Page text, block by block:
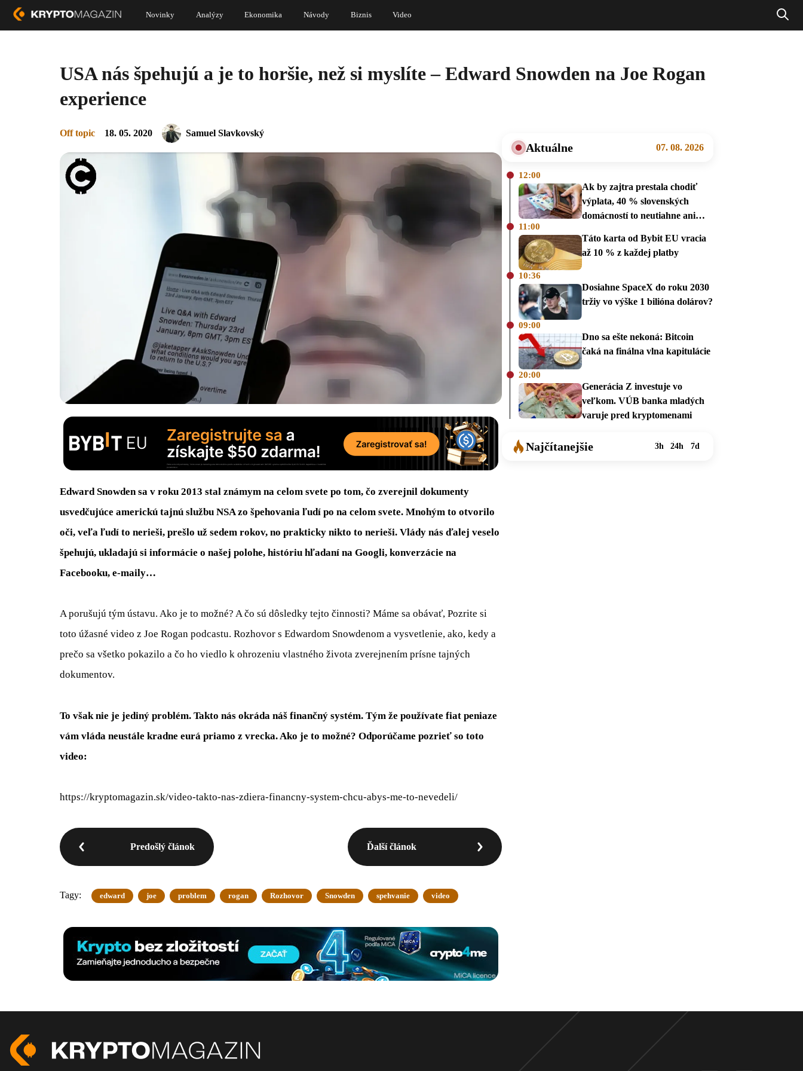
Novinky Analýzy Ekonomika Návody Biznis Video
USA nás špehujú a je to horšie, než si myslíte – Edward Snowden na Joe Rogan
experience
Off topic 18. 05. 2020 Samuel Slavkovský
Edward Snowden sa v roku 2013 stal známym na celom svete po tom, čo zverejnil dokumenty
usvedčujúce americkú tajnú službu NSA zo špehovania ľudí po na celom svete. Mnohým to otvorilo
oči, veľa ľudí to nerieši, prešlo už sedem rokov, no prakticky nikto to nerieši. Vlády nás ďalej veselo
špehujú, ukladajú si informácie o našej polohe, históriu hľadaní na Googli, konverzácie na
Facebooku, e-maily…
A porušujú tým ústavu. Ako je to možné? A čo sú dôsledky tejto činnosti? Máme sa obávať, Pozrite si
toto úžasné video z Joe Rogan podcastu. Rozhovor s Edwardom Snowdenom a vysvetlenie, ako, kedy a
prečo sa všetko pokazilo a čo ho viedlo k ohrozeniu vlastného života zverejnením prísne tajných
dokumentov.
To však nie je jediný problém. Takto nás okráda náš finančný systém. Tým že používate fiat peniaze
vám vláda neustále kradne eurá priamo z vrecka. Ako je to možné? Odporúčame pozrieť so toto
video:
https://kryptomagazin.sk/video-takto-nas-zdiera-financny-system-chcu-abys-me-to-nevedeli/
Predošlý článok Ďalší článok
Tagy: edward joe problem rogan Rozhovor Snowden spehvanie video
Aktuálne 07. 08. 2026
12:00
Ak by zajtra prestala chodiť
výplata, 40 % slovenských
domácností to neutiahne ani
11:00
Táto karta od Bybit EU vracia
až 10 % z každej platby
10:36
Dosiahne SpaceX do roku 2030
tržiy vo výške 1 bilióna dolárov?
09:00
Dno sa ešte nekoná: Bitcoin
čaká na finálna vlna kapitulácie
20:00
Generácia Z investuje vo
veľkom. VÚB banka mladých
varuje pred kryptomenami
Najčítanejšie 3h 24h 7d